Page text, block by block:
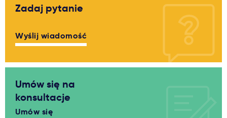
Zadaj pytanie
Wyślij wiadomość
Umów się na
konsultacje
Umów się